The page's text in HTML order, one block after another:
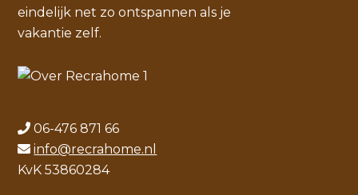
eindelijk net zo ontspannen als je
vakantie zelf.
06-476 871 66
info@recrahome.nl
KvK 53860284